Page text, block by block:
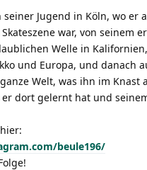
Jugend in Köln, wo er
war, von seinem
Welle in
und Europa, und danach
Welt, was ihn im Knast
dort gelernt hat und
beule196/